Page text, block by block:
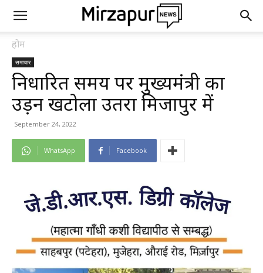
होम
समाचार
निर्धारित समय पर मुख्यमंत्री का
उड़न खटोला उतरा मिर्जापुर में
September 24, 2022
WhatsApp Facebook